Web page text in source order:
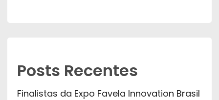
Posts Recentes
Finalistas da Expo Favela Innovation Brasil